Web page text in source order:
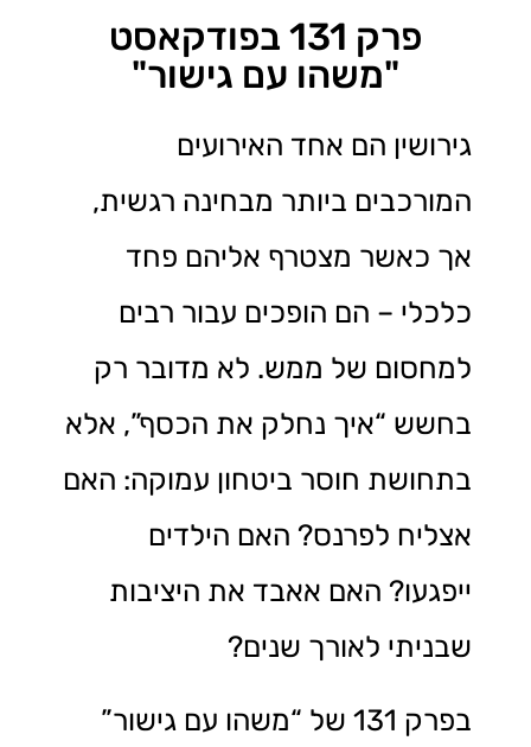
פרק 131 בפודקאסט
"משהו עם גישור"
גירושין הם אחד האירועים
המורכבים ביותר מבחינה רגשית,
אך כאשר מצטרף אליהם פחד
כלכלי – הם הופכים עבור רבים
למחסום של ממש. לא מדובר רק
בחשש “איך נחלק את הכסף”, אלא
בתחושת חוסר ביטחון עמוקה: האם
אצליח לפרנס? האם הילדים
ייפגעו? האם אאבד את היציבות
שבניתי לאורך שנים?
בפרק 131 של “משהו עם גישור”